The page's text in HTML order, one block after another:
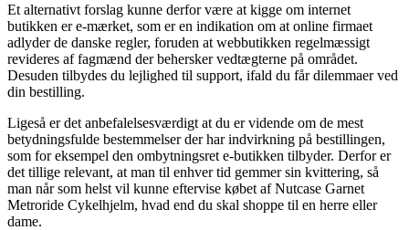
Et alternativt forslag kunne derfor være at kigge om internet
butikken er e-mærket, som er en indikation om at online firmaet
adlyder de danske regler, foruden at webbutikken regelmæssigt
revideres af fagmænd der behersker vedtægterne på området.
Desuden tilbydes du lejlighed til support, ifald du får dilemmaer ved
din bestilling.
Ligeså er det anbefalelsesværdigt at du er vidende om de mest
betydningsfulde bestemmelser der har indvirkning på bestillingen,
som for eksempel den ombytningsret e-butikken tilbyder. Derfor er
det tillige relevant, at man til enhver tid gemmer sin kvittering, så
man når som helst vil kunne eftervise købet af Nutcase Garnet
Metroride Cykelhjelm, hvad end du skal shoppe til en herre eller
dame.